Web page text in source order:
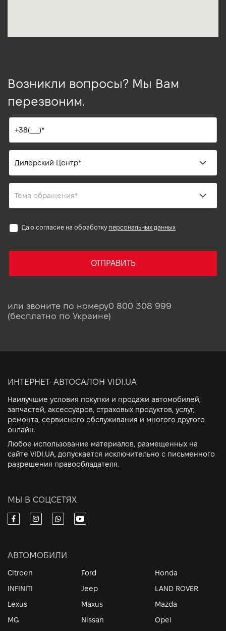
Возникли вопросы? Мы Вам
перезвоним.
Даю согласие на обработку персональных данных
ОТПРАВИТЬ
или звоните по номеру0 800 308 999
(бесплатно по Украине)
ИНТЕРНЕТ-АВТОСАЛОН VIDI.UA
Наилучшие условия покупки и продажи автомобилей,
запчастей, аксессуаров, страховых продуктов, услуг,
ремонта, сервисного обслуживания и многого другого
онлайн.
Любое использование материалов, размещенных на
сайте VIDI.UA, допускается исключительно с письменного
разрешения правообладателя.
МЫ В СОЦСЕТЯХ
АВТОМОБИЛИ
Citroen Ford
Honda
INFINITI
Jeep
LAND ROVER
Lexus
Maxus
Mazda
MG
Nissan
Opel